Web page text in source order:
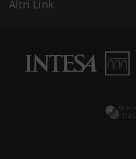
Altri Link